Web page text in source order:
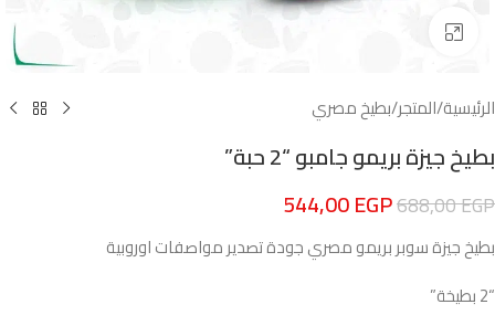
الرئيسية/المتجر/بطيخ مصري
بطيخ جيزة بريمو جامبو “2 حبة”
688,00EGP
544,00EGP
بطيخ جيزة سوبر بريمو مصري جودة تصدير مواصفات اوروبية
“2 بطيخة”